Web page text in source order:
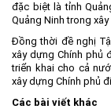
đặc biệt là tỉnh
Quảng Ninh trong
Đồng thời đề nghị
xây dựng Chính phủ
triển khai cho cả
xây dựng Chính phủ
Các bài viết khác